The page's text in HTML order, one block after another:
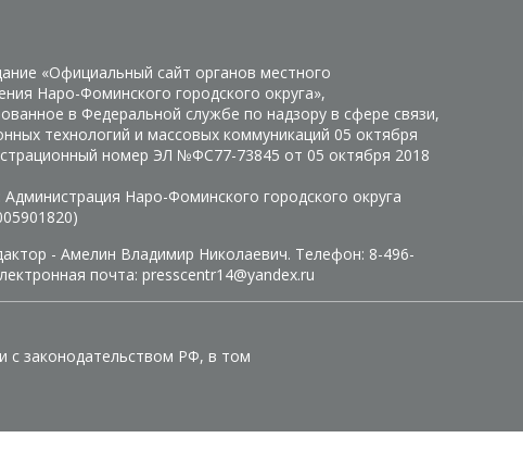
«Официальный сайт органов местного
Наро-Фоминского городского округа»,
в Федеральной службе по надзору в сфере связи,
технологий и массовых коммуникаций 05 октября
номер ЭЛ №ФС77-73845 от 05 октября 2018
Администрация Наро-Фоминского городского округа
- Амелин Владимир Николаевич. Телефон: 8-496-
почта: presscentr14@yandex.ru
с законодательством РФ, в том